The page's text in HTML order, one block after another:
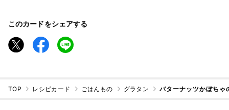
このカードをシェアする
TOP レシピカード ごはんもの グラタン バターナッツかぼちゃ